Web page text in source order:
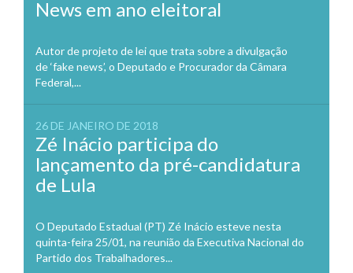
News em ano eleitoral
Autor de projeto de lei que trata sobre a divulgação
de ‘fake news’, o Deputado e Procurador da Câmara
Federal,...
26 DE JANEIRO DE 2018
Zé Inácio participa do
lançamento da pré-candidatura
de Lula
O Deputado Estadual (PT) Zé Inácio esteve nesta
quinta-feira 25/01, na reunião da Executiva Nacional do
Partido dos Trabalhadores...